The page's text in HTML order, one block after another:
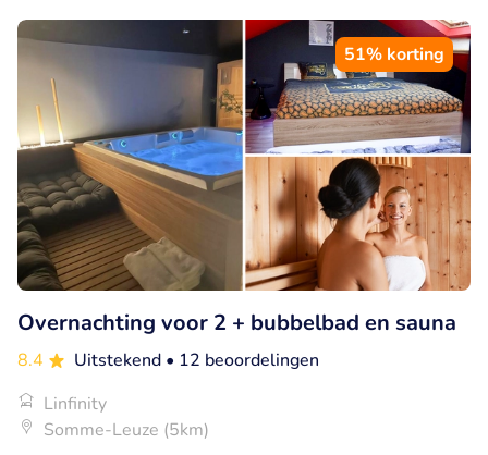
51% korting
Overnachting voor 2 + bubbelbad en sauna
8.4 Uitstekend • 12 beoordelingen
Linfinity
Somme-Leuze (5km)